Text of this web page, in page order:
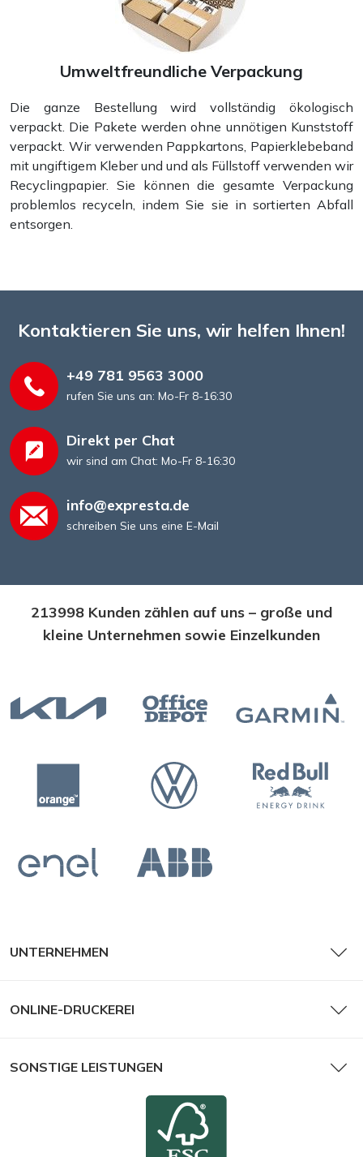
Umweltfreundliche Verpackung
Die ganze Bestellung wird vollständig ökologisch
verpackt. Die Pakete werden ohne unnötigen Kunststoff
verpackt. Wir verwenden Pappkartons, Papierklebeband
mit ungiftigem Kleber und und als Füllstoff verwenden wir
Recyclingpapier. Sie können die gesamte Verpackung
problemlos recyceln, indem Sie sie in sortierten Abfall
entsorgen.
Kontaktieren Sie uns, wir helfen Ihnen!
+49 781 9563 3000
rufen Sie uns an: Mo-Fr 8-16:30
Direkt per Chat
wir sind am Chat: Mo-Fr 8-16:30
info@expresta.de
schreiben Sie uns eine E-Mail
213998 Kunden zählen auf uns – große und
kleine Unternehmen sowie Einzelkunden
UNTERNEHMEN
ONLINE-DRUCKEREI
SONSTIGE LEISTUNGEN